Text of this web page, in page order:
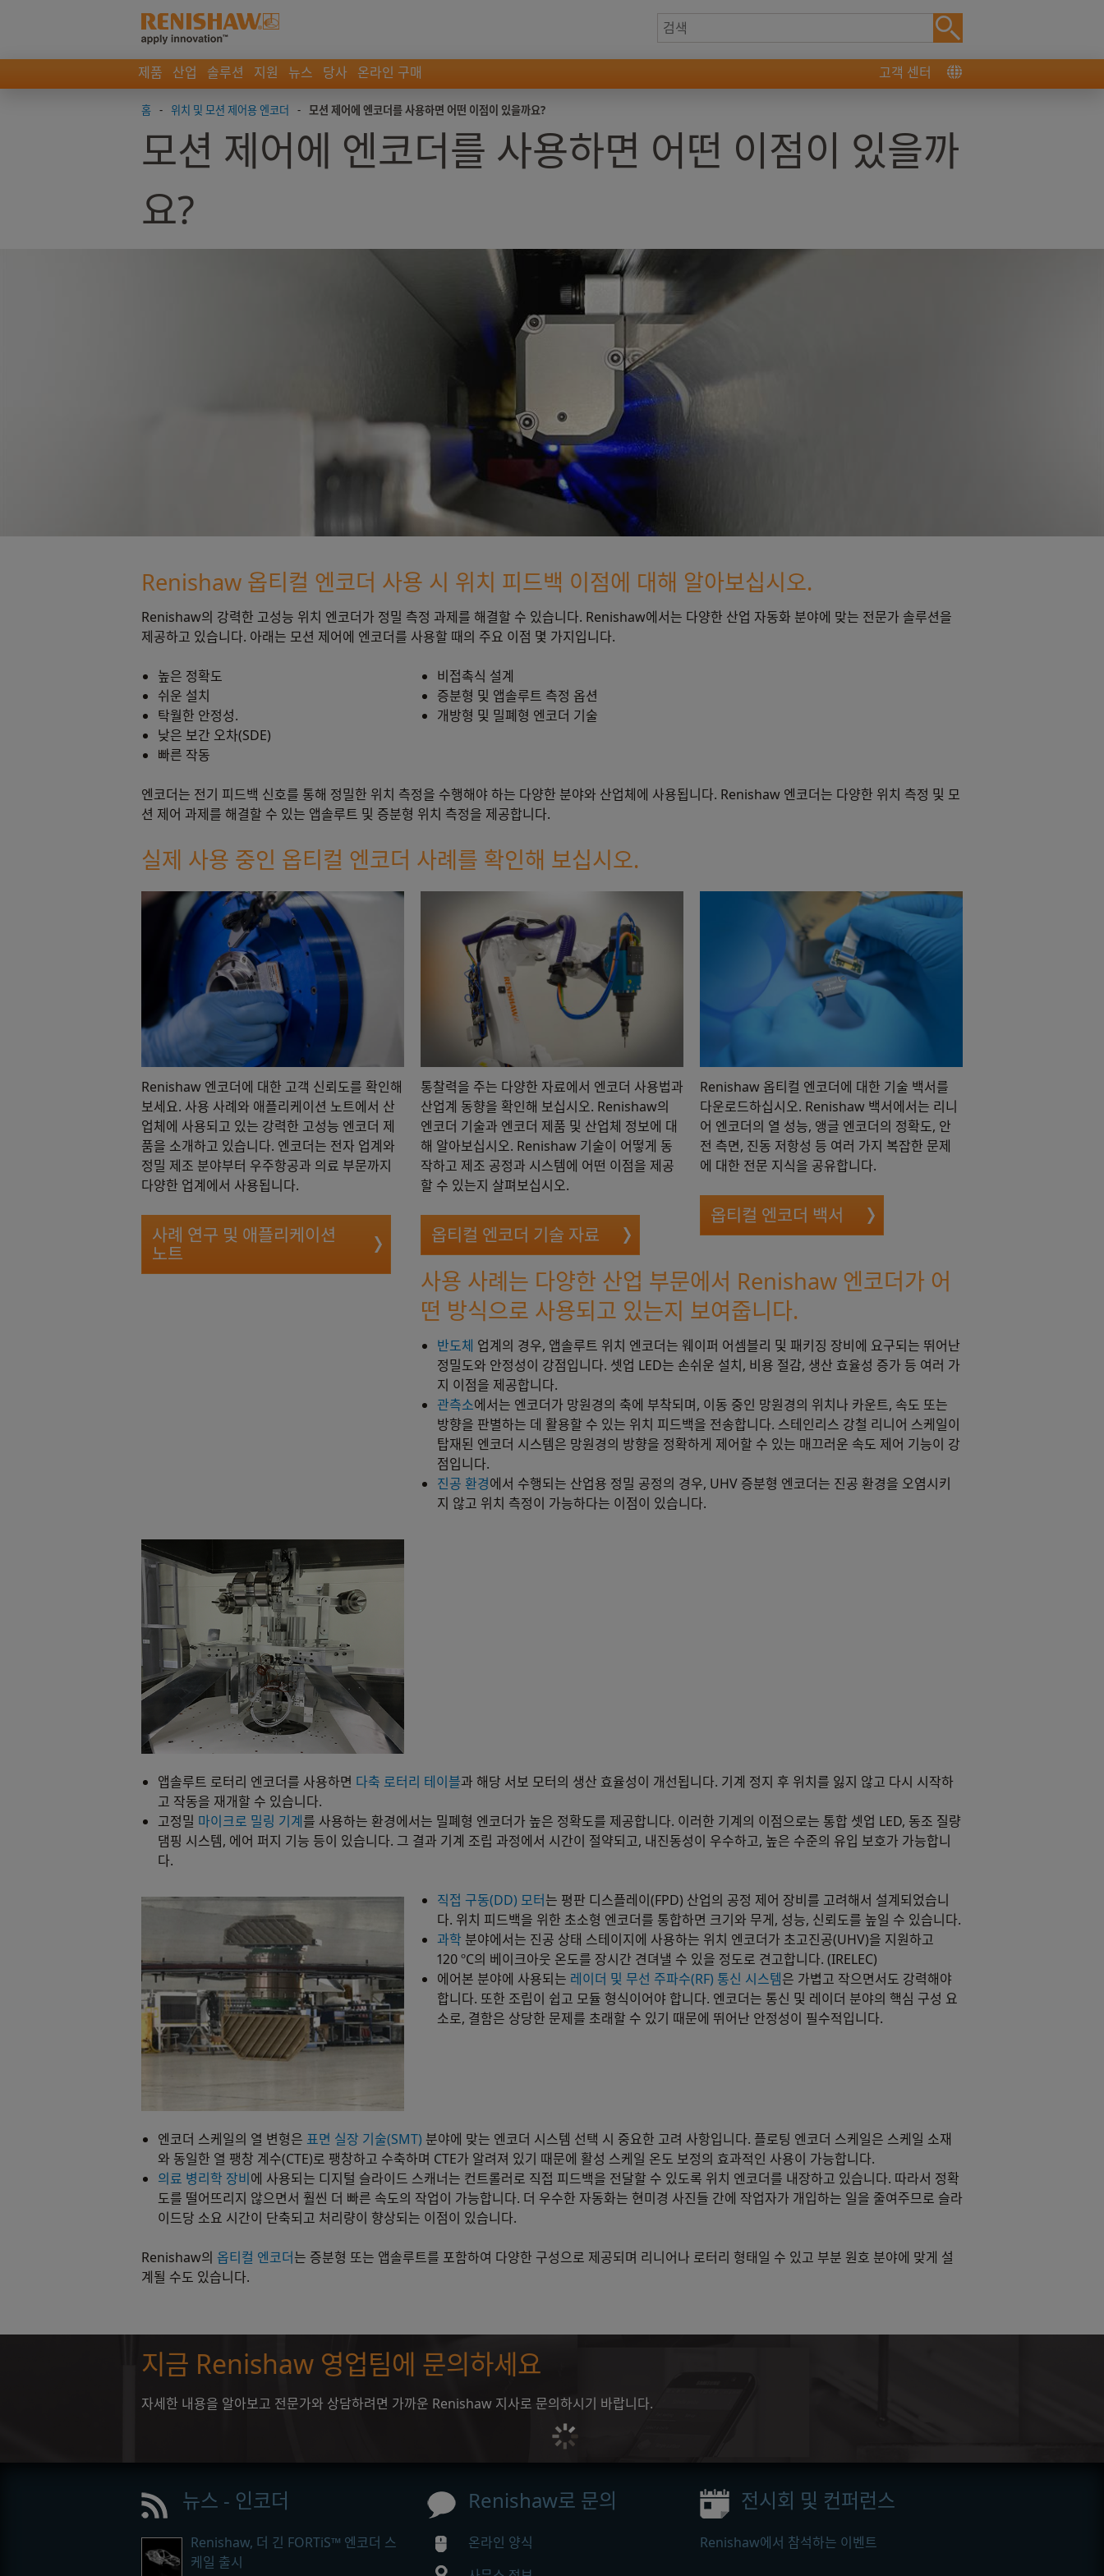
제품 산업 솔루션 지원 뉴스 당사 온라인 구매 고객 센터
홈 - 위치 및 모션 제어용 엔코더 - 모션 제어에 엔코더를 사용하면 어떤 이점이 있을까요?
모션 제어에 엔코더를 사용하면 어떤 이점이 있을까
요?
Renishaw 옵티컬 엔코더 사용 시 위치 피드백 이점에 대해 알아보십시오.
Renishaw의 강력한 고성능 위치 엔코더가 정밀 측정 과제를 해결할 수 있습니다. Renishaw에서는 다양한 산업 자동화 분야에 맞는 전문가 솔루션을
제공하고 있습니다. 아래는 모션 제어에 엔코더를 사용할 때의 주요 이점 몇 가지입니다.
높은 정확도
쉬운 설치
탁월한 안정성.
낮은 보간 오차(SDE)
빠른 작동
비접촉식 설계
증분형 및 앱솔루트 측정 옵션
개방형 및 밀폐형 엔코더 기술
엔코더는 전기 피드백 신호를 통해 정밀한 위치 측정을 수행해야 하는 다양한 분야와 산업체에 사용됩니다. Renishaw 엔코더는 다양한 위치 측정 및 모
션 제어 과제를 해결할 수 있는 앱솔루트 및 증분형 위치 측정을 제공합니다.
실제 사용 중인 옵티컬 엔코더 사례를 확인해 보십시오.
Renishaw 엔코더에 대한 고객 신뢰도를 확인해
보세요. 사용 사례와 애플리케이션 노트에서 산
업체에 사용되고 있는 강력한 고성능 엔코더 제
품을 소개하고 있습니다. 엔코더는 전자 업계와
정밀 제조 분야부터 우주항공과 의료 부문까지
다양한 업계에서 사용됩니다.
사례 연구 및 애플리케이션
노트
통찰력을 주는 다양한 자료에서 엔코더 사용법과
산업계 동향을 확인해 보십시오. Renishaw의
엔코더 기술과 엔코더 제품 및 산업체 정보에 대
해 알아보십시오. Renishaw 기술이 어떻게 동
작하고 제조 공정과 시스템에 어떤 이점을 제공
할 수 있는지 살펴보십시오.
옵티컬 엔코더 기술 자료
Renishaw 옵티컬 엔코더에 대한 기술 백서를
다운로드하십시오. Renishaw 백서에서는 리니
어 엔코더의 열 성능, 앵글 엔코더의 정확도, 안
전 측면, 진동 저항성 등 여러 가지 복잡한 문제
에 대한 전문 지식을 공유합니다.
옵티컬 엔코더 백서
사용 사례는 다양한 산업 부문에서 Renishaw 엔코더가 어
떤 방식으로 사용되고 있는지 보여줍니다.
반도체 업계의 경우, 앱솔루트 위치 엔코더는 웨이퍼 어셈블리 및 패키징 장비에 요구되는 뛰어난
정밀도와 안정성이 강점입니다. 셋업 LED는 손쉬운 설치, 비용 절감, 생산 효율성 증가 등 여러 가
지 이점을 제공합니다.
관측소에서는 엔코더가 망원경의 축에 부착되며, 이동 중인 망원경의 위치나 카운트, 속도 또는
방향을 판별하는 데 활용할 수 있는 위치 피드백을 전송합니다. 스테인리스 강철 리니어 스케일이
탑재된 엔코더 시스템은 망원경의 방향을 정확하게 제어할 수 있는 매끄러운 속도 제어 기능이 강
점입니다.
진공 환경에서 수행되는 산업용 정밀 공정의 경우, UHV 증분형 엔코더는 진공 환경을 오염시키
지 않고 위치 측정이 가능하다는 이점이 있습니다.
앱솔루트 로터리 엔코더를 사용하면 다축 로터리 테이블과 해당 서보 모터의 생산 효율성이 개선됩니다. 기계 정지 후 위치를 잃지 않고 다시 시작하
고 작동을 재개할 수 있습니다.
고정밀 마이크로 밀링 기계를 사용하는 환경에서는 밀폐형 엔코더가 높은 정확도를 제공합니다. 이러한 기계의 이점으로는 통합 셋업 LED, 동조 질량
댐핑 시스템, 에어 퍼지 기능 등이 있습니다. 그 결과 기계 조립 과정에서 시간이 절약되고, 내진동성이 우수하고, 높은 수준의 유입 보호가 가능합니
다.
직접 구동(DD) 모터는 평판 디스플레이(FPD) 산업의 공정 제어 장비를 고려해서 설계되었습니
다. 위치 피드백을 위한 초소형 엔코더를 통합하면 크기와 무게, 성능, 신뢰도를 높일 수 있습니다.
과학 분야에서는 진공 상태 스테이지에 사용하는 위치 엔코더가 초고진공(UHV)을 지원하고
120 ºC의 베이크아웃 온도를 장시간 견뎌낼 수 있을 정도로 견고합니다. (IRELEC)
에어본 분야에 사용되는 레이더 및 무선 주파수(RF) 통신 시스템은 가볍고 작으면서도 강력해야
합니다. 또한 조립이 쉽고 모듈 형식이어야 합니다. 엔코더는 통신 및 레이더 분야의 핵심 구성 요
소로, 결함은 상당한 문제를 초래할 수 있기 때문에 뛰어난 안정성이 필수적입니다.
엔코더 스케일의 열 변형은 표면 실장 기술(SMT) 분야에 맞는 엔코더 시스템 선택 시 중요한 고려 사항입니다. 플로팅 엔코더 스케일은 스케일 소재
와 동일한 열 팽창 계수(CTE)로 팽창하고 수축하며 CTE가 알려져 있기 때문에 활성 스케일 온도 보정의 효과적인 사용이 가능합니다.
의료 병리학 장비에 사용되는 디지털 슬라이드 스캐너는 컨트롤러로 직접 피드백을 전달할 수 있도록 위치 엔코더를 내장하고 있습니다. 따라서 정확
도를 떨어뜨리지 않으면서 훨씬 더 빠른 속도의 작업이 가능합니다. 더 우수한 자동화는 현미경 사진들 간에 작업자가 개입하는 일을 줄여주므로 슬라
이드당 소요 시간이 단축되고 처리량이 향상되는 이점이 있습니다.
Renishaw의 옵티컬 엔코더는 증분형 또는 앱솔루트를 포함하여 다양한 구성으로 제공되며 리니어나 로터리 형태일 수 있고 부분 원호 분야에 맞게 설
계될 수도 있습니다.
지금 Renishaw 영업팀에 문의하세요
자세한 내용을 알아보고 전문가와 상담하려면 가까운 Renishaw 지사로 문의하시기 바랍니다.
뉴스 - 인코더
Renishaw, 더 긴 FORTiS™ 엔코더 스
케일 출시
Renishaw로 문의
온라인 양식
전시회 및 컨퍼런스
Renishaw에서 참석하는 이벤트